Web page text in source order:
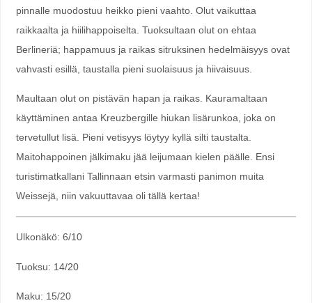
pinnalle muodostuu heikko pieni vaahto. Olut vaikuttaa
raikkaalta ja hiilihappoiselta. Tuoksultaan olut on ehtaa
Berlineriä; happamuus ja raikas sitruksinen hedelmäisyys ovat
vahvasti esillä, taustalla pieni suolaisuus ja hiivaisuus.
Maultaan olut on pistävän hapan ja raikas. Kauramaltaan
käyttäminen antaa Kreuzbergille hiukan lisärunkoa, joka on
tervetullut lisä. Pieni vetisyys löytyy kyllä silti taustalta.
Maitohappoinen jälkimaku jää leijumaan kielen päälle. Ensi
turistimatkallani Tallinnaan etsin varmasti panimon muita
Weissejä, niin vakuuttavaa oli tällä kertaa!
Ulkonäkö: 6/10
Tuoksu: 14/20
Maku: 15/20